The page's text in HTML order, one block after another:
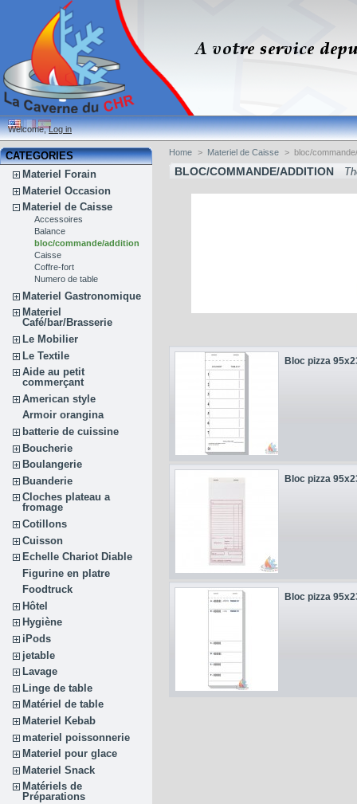
Welcome,Log in
CATEGORIES
Materiel Forain
Materiel Occasion
Materiel de Caisse
Accessoires
Balance
bloc/commande/addition
Caisse
Coffre-fort
Numero de table
Materiel Gastronomique
Materiel
Café/bar/Brasserie
Le Mobilier
Le Textile
Aide au petit
commerçant
American style
Armoir orangina
batterie de cuissine
Boucherie
Boulangerie
Buanderie
Cloches plateau a
fromage
Cotillons
Cuisson
Echelle Chariot Diable
Figurine en platre
Foodtruck
Hôtel
Hygiène
iPods
jetable
Lavage
Linge de table
Matériel de table
Materiel Kebab
materiel poissonnerie
Materiel pour glace
Materiel Snack
Matériels de
Préparations
Home > Materiel de Caisse > bloc/
BLOC/COMMANDE/ADDITION
Bloc pizza
Bloc pizza
Bloc pizza